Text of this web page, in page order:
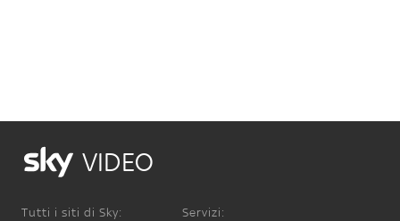
VIDEO
Tutti i siti di Sky: Servizi: